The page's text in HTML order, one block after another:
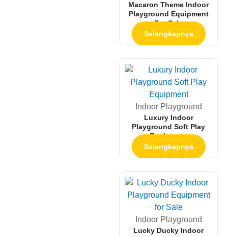
Macaron Theme Indoor
Playground Equipment
For Sale
Selengkapnya
Indoor Playground
Luxury Indoor
Playground Soft Play
Equipment
Selengkapnya
Indoor Playground
Lucky Ducky Indoor